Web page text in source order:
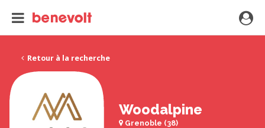
Retour à la recherche
Woodalpine
Grenoble (38)